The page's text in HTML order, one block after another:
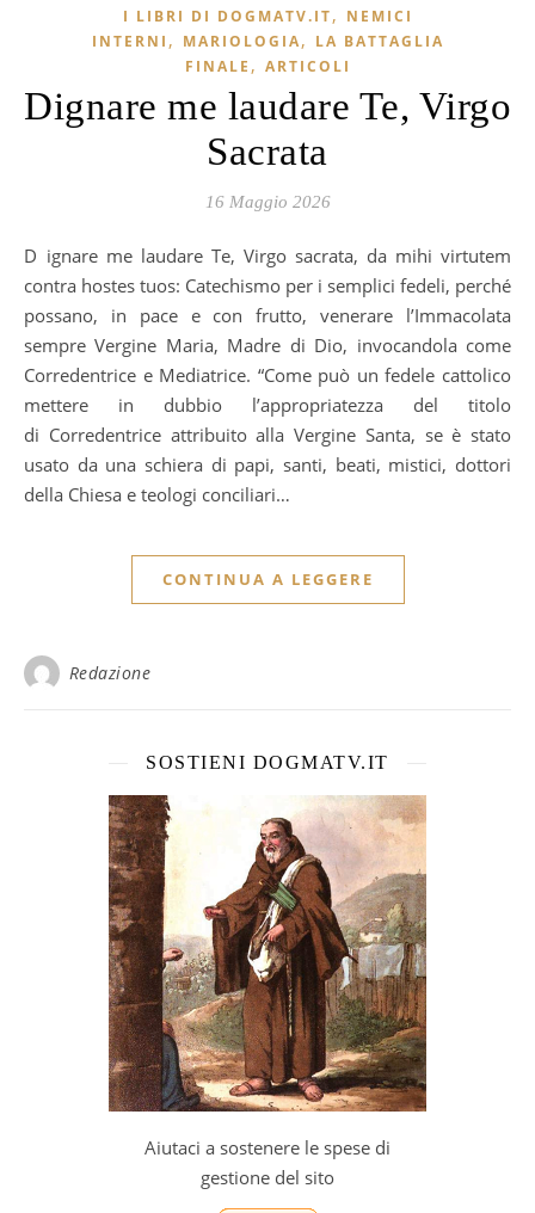
I LIBRI DI DOGMATV.IT, NEMICI
INTERNI , MARIOLOGIA, LA BATTAGLIA
FINALE , ARTICOLI
Dignare me laudare Te, Virgo
Sacrata
16 Maggio 2026
Dignare me laudare Te, Virgo sacrata, da mihi virtutem
contra hostes tuos: Catechismo per i semplici fedeli, perché
possano, in pace e con frutto, venerare l’Immacolata
sempre Vergine Maria, Madre di Dio, invocandola come
Corredentrice e Mediatrice. “Come può un fedele cattolico
mettere in dubbio l’appropriatezza del titolo
di Corredentrice attribuito alla Vergine Santa, se è stato
usato da una schiera di papi, santi, beati, mistici, dottori
della Chiesa e teologi conciliari…
CONTINUA A LEGGERE
Redazione
SOSTIENI DOGMATV.IT
Aiutaci a sostenere le spese di
gestione del sito